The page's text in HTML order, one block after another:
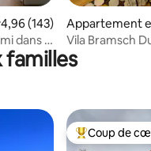
: 4,96 sur 5
moyenne sur la
4,96 (143)
dans la
Appartement
Vila Bramsch
familles
Coups de
Coup de